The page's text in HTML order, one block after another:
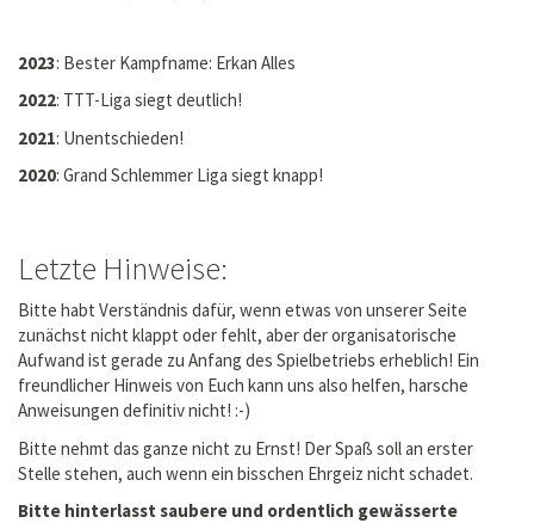
2023: Bester Kampfname: Erkan Alles
2022: TTT-Liga siegt deutlich!
2021: Unentschieden!
2020: Grand Schlemmer Liga siegt knapp!
Letzte Hinweise:
Bitte habt Verständnis dafür, wenn etwas von unserer Seite
zunächst nicht klappt oder fehlt, aber der organisatorische
Aufwand ist gerade zu Anfang des Spielbetriebs erheblich! Ein
freundlicher Hinweis von Euch kann uns also helfen, harsche
Anweisungen definitiv nicht! :-)
Bitte nehmt das ganze nicht zu Ernst! Der Spaß soll an erster
Stelle stehen, auch wenn ein bisschen Ehrgeiz nicht schadet.
Bitte hinterlasst saubere und ordentlich gewässerte